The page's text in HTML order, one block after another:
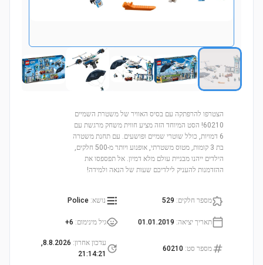
הצטרפו להרפתקה עם בסיס האוויר של משטרת השמיים
60210! הסט המיוחד הזה מציע חווית משחק מרגשת עם
6 דמויות, כולל שוטרי שמיים ופושעים. עם תחנת משטרה
בת 3 קומות, מטוס משטרתי, אופנוע ויותר מ-500 חלקים,
הילדים ייהנו מבניית עולם מלא דמיון. אל תפספסו את
ההזדמנות להעניק לילדיכם שעות של הנאה ולמידה!
מספר חלקים:
529 נושא:
Police
תאריך יציאה:
01.01.2019 גיל מינימום:
6+
מספר סט:
60210
עדכון אחרון:
8.8.2026,
21:14:21